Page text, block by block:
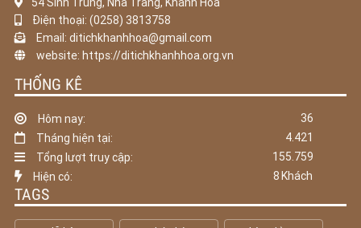
Điện thoại: (0258) 3813758
Email: ditichkhanhhoa@gmail.com
website: https://ditichkhanhhoa.org.vn
THỐNG KÊ
Hôm nay:
36
Tháng hiện tại:
4.421
Tổng lượt truy cập:
155.759
Hiện có:
Khách
8
TAGS